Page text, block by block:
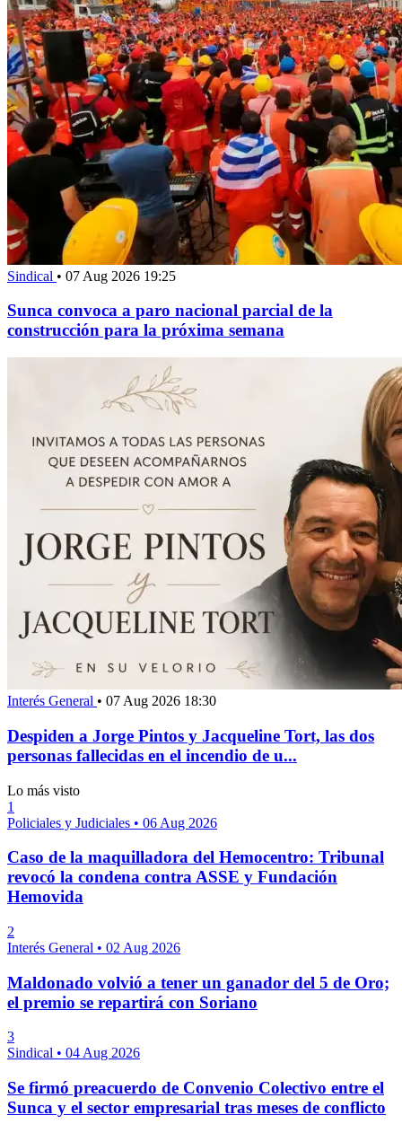
Sindical • 07 Aug 2026 19:25
Sunca convoca a paro nacional parcial de la
construcción para la próxima semana
Interés General • 07 Aug 2026 18:30
Despiden a Jorge Pintos y Jacqueline Tort, las dos
personas fallecidas en el incendio de u...
Lo más visto
1
Policiales y Judiciales • 06 Aug 2026
Caso de la maquilladora del Hemocentro: Tribunal
revocó la condena contra ASSE y Fundación
Hemovida
2
Interés General • 02 Aug 2026
Maldonado volvió a tener un ganador del 5 de Oro;
el premio se repartirá con Soriano
3
Sindical • 04 Aug 2026
Se firmó preacuerdo de Convenio Colectivo entre el
Sunca y el sector empresarial tras meses de conflicto